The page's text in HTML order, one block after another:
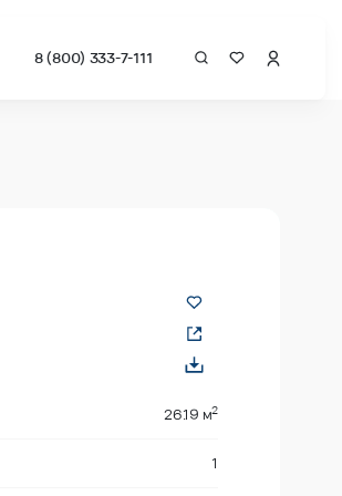
8 (800) 333-7-111
26.19 м2
1